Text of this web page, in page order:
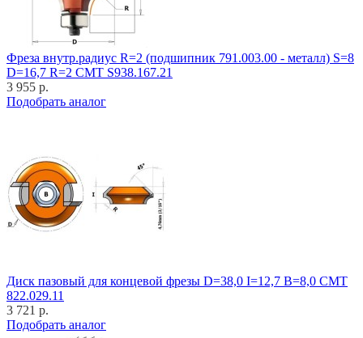
Фреза внутр.радиус R=2 (подшипник 791.003.00 - металл) S=8
D=16,7 R=2 CMT S938.167.21
3 955 р.
Подобрать аналог
Диск пазовый для концевой фрезы D=38,0 I=12,7 B=8,0 CMT
822.029.11
3 721 р.
Подобрать аналог